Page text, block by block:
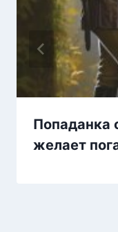
Попаданка
желает